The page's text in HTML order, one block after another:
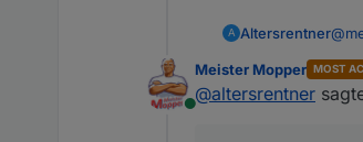
A Altersrentner@
Online
Meister Mopper MOST
@altersrentner